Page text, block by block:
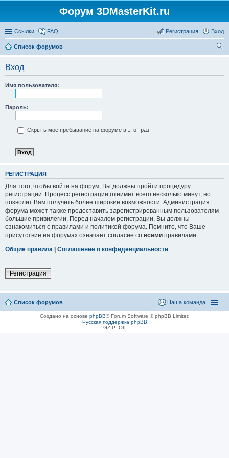
Форум 3DMasterKit.ru
Ссылки FAQ Вход
Регистрация
Список форумов
Вход
Имя пользователя:
Пароль:
Скрыть мое пребывание на форуме в этот раз
РЕГИСТРАЦИЯ
Для того, чтобы войти на форум, Вы должны пройти процедуру
регистрации. Процесс регистрации отнимет всего несколько минут, но
позволит Вам получить более широкие возможности. Администрация
форума может также предоставить зарегистрированным пользователям
большие привилегии. Перед началом регистрации, Вы должны
ознакомиться с правилами и политикой форума. Помните, что Ваше
присутствие на форумах означает согласие со всеми правилами.
Общие правила | Соглашение о конфиденциальности
Регистрация
Список форумов Наша команда
Создано на основе phpBB® Forum Software © phpBB Limited
Русская поддержка phpBB
GZIP: Off